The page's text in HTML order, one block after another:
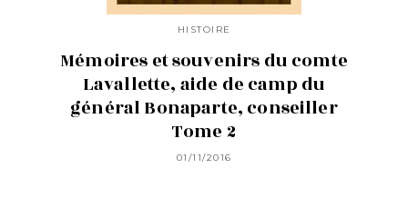
HISTOIRE
Mémoires et souvenirs du comte
Lavallette, aide de camp du
général Bonaparte, conseiller
Tome 2
01/11/2016